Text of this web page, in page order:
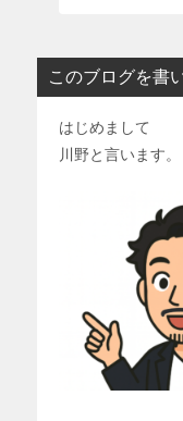
このブログを書
はじめまして
川野と言います。